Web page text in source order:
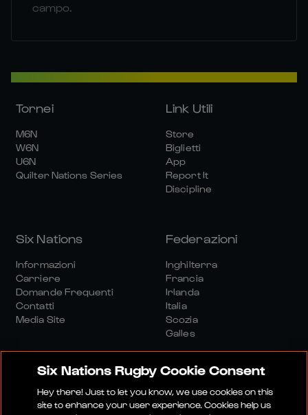
campo.
Tornei
M6N
W6N
U6N
Quilter Nations Series
Link Utili
Store
Biglietti
App
Report It
Discipline
Six Nations
Informazioni
Carriere
Domande Frequenti
Contatti
Media Site
Federazioni
Inghilterra
Francia
Irlanda
Italia
Scozia
Galles
Six Nations Rugby Cookie Consent
Hey there! Just to let you know, we use cookies on this
site to enhance your user experience. Cookies help us